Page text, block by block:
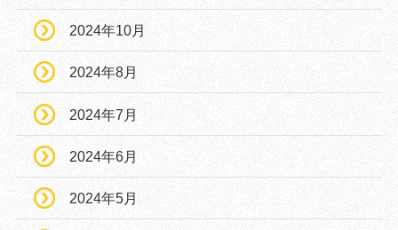
2024年10月
2024年8月
2024年7月
2024年6月
2024年5月